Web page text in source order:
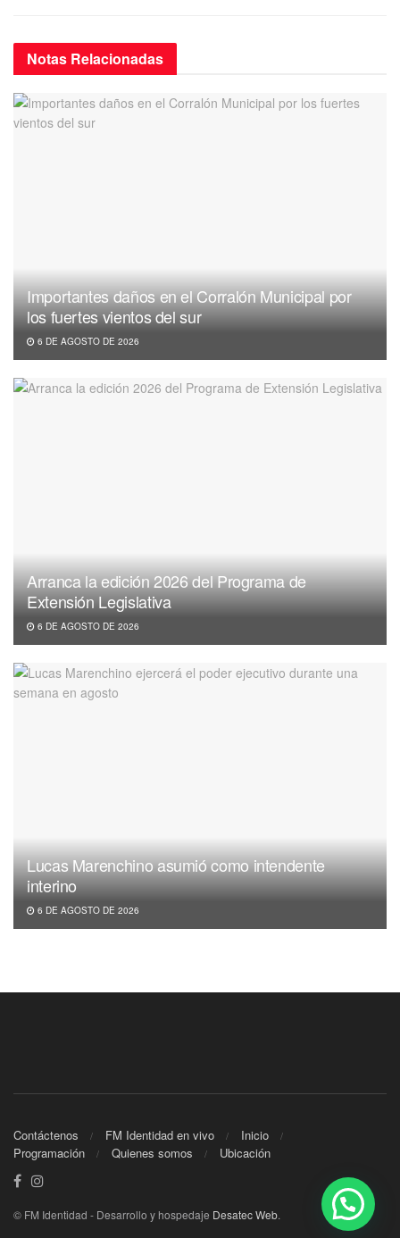
Notas Relacionadas
Importantes daños en el Corralón Municipal por
los fuertes vientos del sur
6 DE AGOSTO DE 2026
Arranca la edición 2026 del Programa de
Extensión Legislativa
6 DE AGOSTO DE 2026
Lucas Marenchino asumió como intendente
interino
6 DE AGOSTO DE 2026
Contáctenos FM Identidad en vivo
Inicio
Programación
Quienes somos Ubicación
© FM Identidad - Desarrollo y hospedaje Desatec Web.